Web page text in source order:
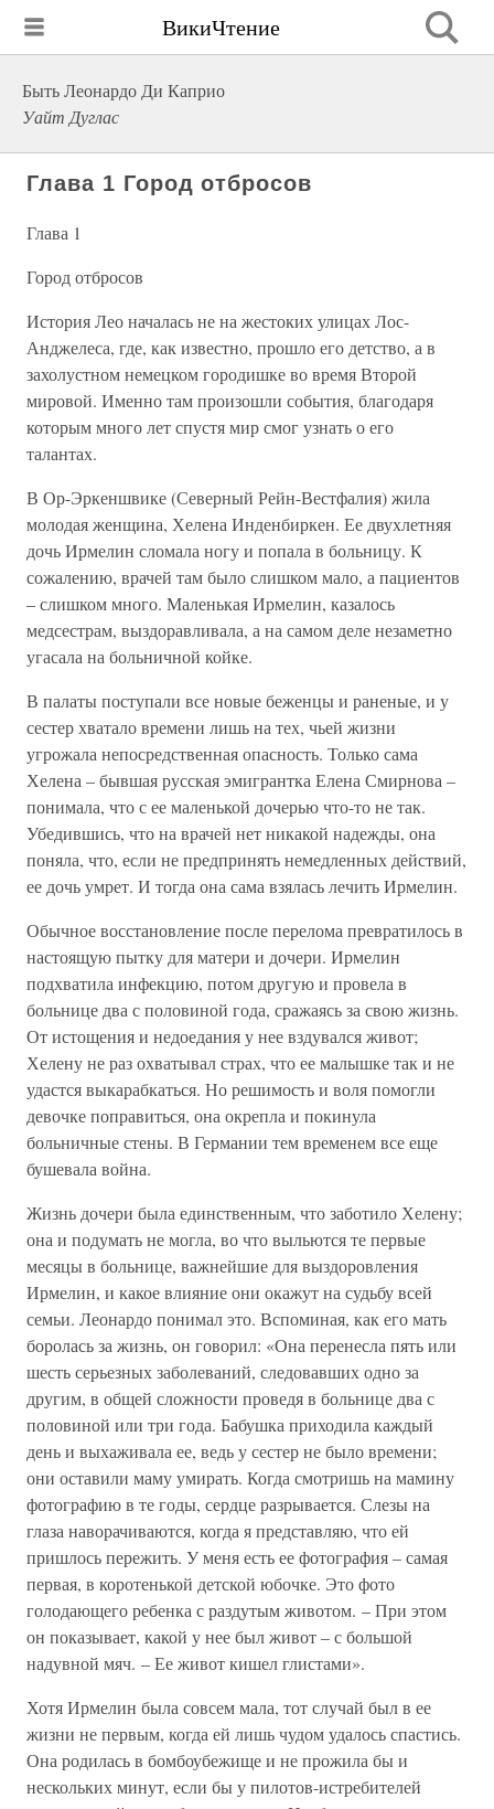
ВикиЧтение
Быть Леонардо Ди Каприо
Уайт Дуглас
Глава 1 Город отбросов
Глава 1
Город отбросов
История Лео началась не на жестоких улицах Лос-
Анджелеса, где, как известно, прошло его детство, а в
захолустном немецком городишке во время Второй
мировой. Именно там произошли события, благодаря
которым много лет спустя мир смог узнать о его
талантах.
В Ор-Эркеншвике (Северный Рейн-Вестфалия) жила
молодая женщина, Хелена Инденбиркен. Ее двухлетняя
дочь Ирмелин сломала ногу и попала в больницу. К
сожалению, врачей там было слишком мало, а пациентов
– слишком много. Маленькая Ирмелин, казалось
медсестрам, выздоравливала, а на самом деле незаметно
угасала на больничной койке.
В палаты поступали все новые беженцы и раненые, и у
сестер хватало времени лишь на тех, чьей жизни
угрожала непосредственная опасность. Только сама
Хелена – бывшая русская эмигрантка Елена Смирнова –
понимала, что с ее маленькой дочерью что-то не так.
Убедившись, что на врачей нет никакой надежды, она
поняла, что, если не предпринять немедленных действий,
ее дочь умрет. И тогда она сама взялась лечить Ирмелин.
Обычное восстановление после перелома превратилось в
настоящую пытку для матери и дочери. Ирмелин
подхватила инфекцию, потом другую и провела в
больнице два с половиной года, сражаясь за свою жизнь.
От истощения и недоедания у нее вздувался живот;
Хелену не раз охватывал страх, что ее малышке так и не
удастся выкарабкаться. Но решимость и воля помогли
девочке поправиться, она окрепла и покинула
больничные стены. В Германии тем временем все еще
бушевала война.
Жизнь дочери была единственным, что заботило Хелену;
она и подумать не могла, во что выльются те первые
месяцы в больнице, важнейшие для выздоровления
Ирмелин, и какое влияние они окажут на судьбу всей
семьи. Леонардо понимал это. Вспоминая, как его мать
боролась за жизнь, он говорил: «Она перенесла пять или
шесть серьезных заболеваний, следовавших одно за
другим, в общей сложности проведя в больнице два с
половиной или три года. Бабушка приходила каждый
день и выхаживала ее, ведь у сестер не было времени;
они оставили маму умирать. Когда смотришь на мамину
фотографию в те годы, сердце разрывается. Слезы на
глаза наворачиваются, когда я представляю, что ей
пришлось пережить. У меня есть ее фотография – самая
первая, в коротенькой детской юбочке. Это фото
голодающего ребенка с раздутым животом. – При этом
он показывает, какой у нее был живот – с большой
надувной мяч. – Ее живот кишел глистами».
Хотя Ирмелин была совсем мала, тот случай был в ее
жизни не первым, когда ей лишь чудом удалось спастись.
Она родилась в бомбоубежище и не прожила бы и
нескольких минут, если бы у пилотов-истребителей